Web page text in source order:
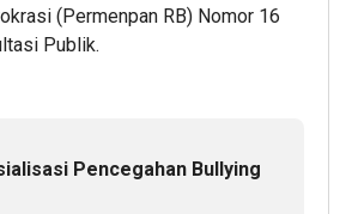
(Permenpan RB) Nomor 16
Publik.
Pencegahan Bullying